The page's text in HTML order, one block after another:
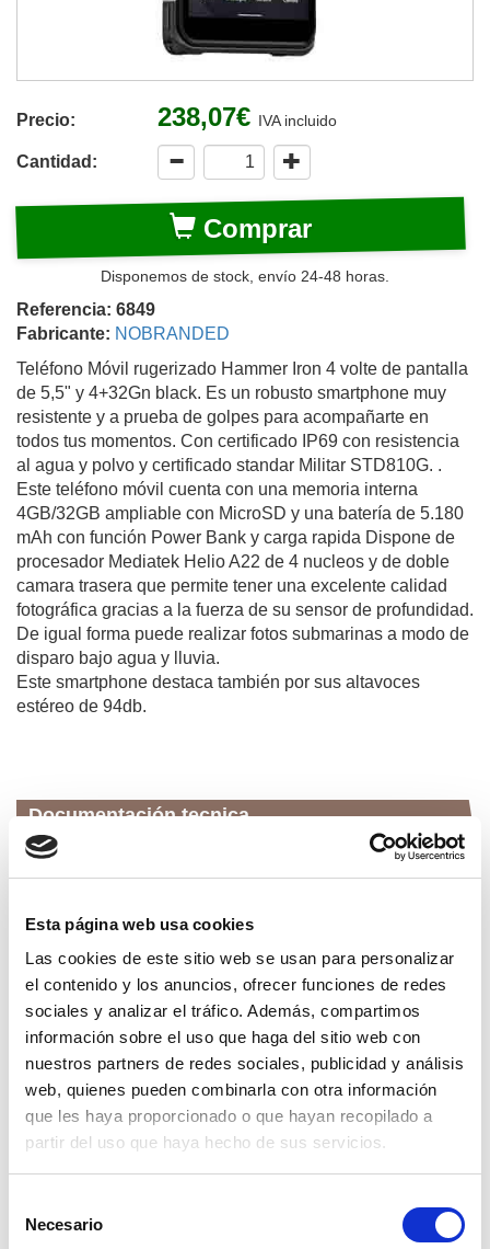
Esta página web usa cookies
Las cookies de este sitio web se usan para personalizar
el contenido y los anuncios, ofrecer funciones de redes
sociales y analizar el tráfico. Además, compartimos
información sobre el uso que haga del sitio web con
nuestros partners de redes sociales, publicidad y análisis
web, quienes pueden combinarla con otra información
que les haya proporcionado o que hayan recopilado a
partir del uso que haya hecho de sus servicios.
Necesario
Precio: 238,07€ IVA incluido
Cantidad:
Comprar
Disponemos de stock, envío 24-48 horas.
Referencia: 6849
Fabricante: NOBRANDED
Teléfono Móvil rugerizado Hammer Iron 4 volte de pantalla
de 5,5" y 4+32Gn black. Es un robusto smartphone muy
resistente y a prueba de golpes para acompañarte en
todos tus momentos. Con certificado IP69 con resistencia
al agua y polvo y certificado standar Militar STD810G. .
Este teléfono móvil cuenta con una memoria interna
4GB/32GB ampliable con MicroSD y una batería de 5.180
mAh con función Power Bank y carga rapida Dispone de
procesador Mediatek Helio A22 de 4 nucleos y de doble
camara trasera que permite tener una excelente calidad
fotográfica gracias a la fuerza de su sensor de profundidad.
De igual forma puede realizar fotos submarinas a modo de
disparo bajo agua y lluvia.
Este smartphone destaca también por sus altavoces
estéreo de 94db.
Documentación tecnica
4 VOLTE 5.5
Productos relacionados
oferta